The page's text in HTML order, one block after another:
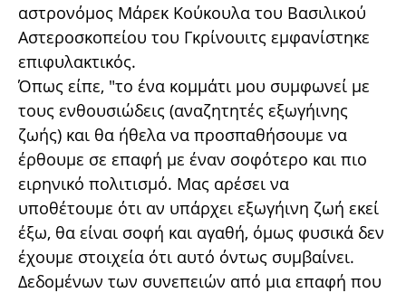
αστρονόμος Μάρεκ Κούκουλα του Βασιλικού
Αστεροσκοπείου του Γκρίνουιτς εμφανίστηκε
επιφυλακτικός.
Όπως είπε, "το ένα κομμάτι μου συμφωνεί με
τους ενθουσιώδεις (αναζητητές εξωγήινης
ζωής) και θα ήθελα να προσπαθήσουμε να
έρθουμε σε επαφή με έναν σοφότερο και πιο
ειρηνικό πολιτισμό. Μας αρέσει να
υποθέτουμε ότι αν υπάρχει εξωγήινη ζωή εκεί
έξω, θα είναι σοφή και αγαθή, όμως φυσικά δεν
έχουμε στοιχεία ότι αυτό όντως συμβαίνει.
Δεδομένων των συνεπειών από μια επαφή που